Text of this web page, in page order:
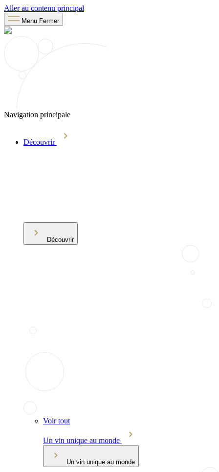
Aller au contenu principal
Menu Fermer
Navigation principale
Découvrir
Découvrir
Voir tout
Un vin unique au monde
Un vin unique au monde